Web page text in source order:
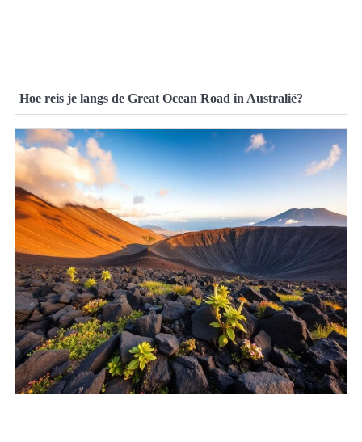
Hoe reis je langs de Great Ocean Road in Australië?